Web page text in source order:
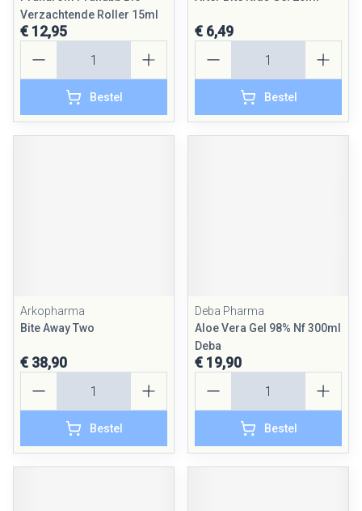
Verzachtende Roller 15ml
€ 12,95
Bestel
€ 6,49
Bestel
Arkopharma
Bite Away Two
€ 38,90
Bestel
Deba Pharma
Aloe Vera Gel 98% Nf 300ml
Deba
€ 19,90
Bestel